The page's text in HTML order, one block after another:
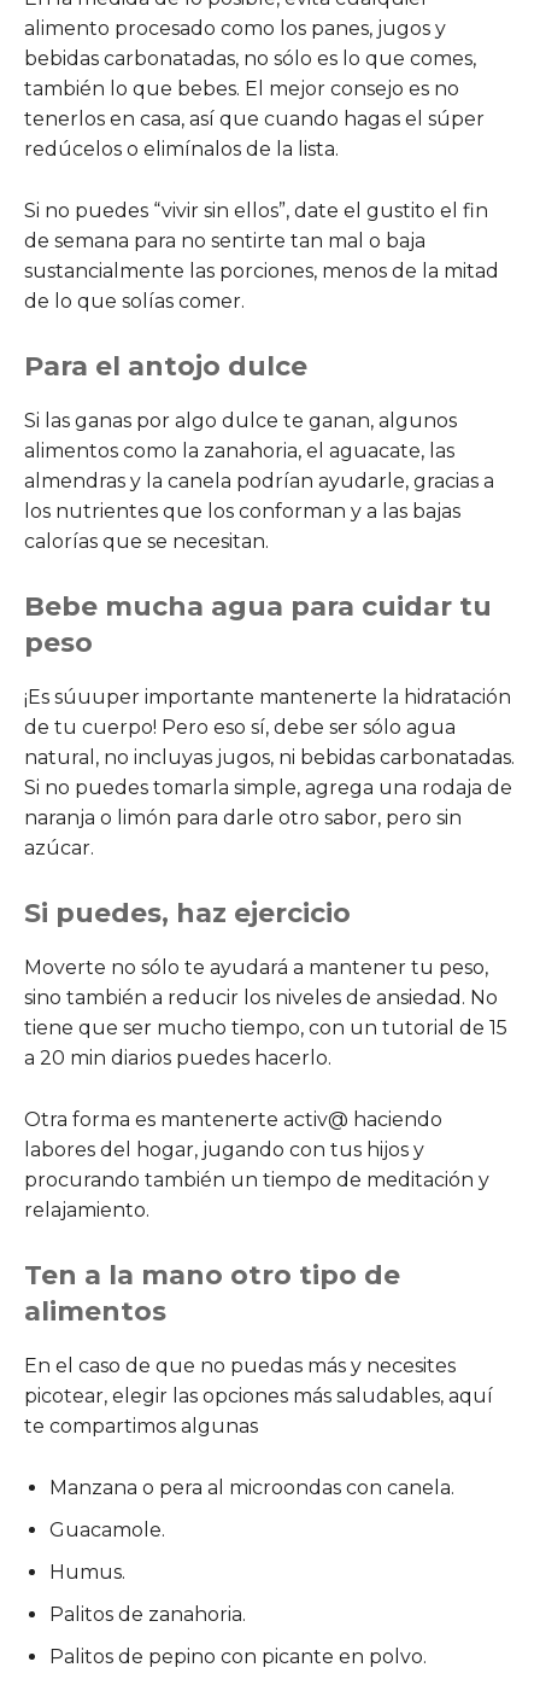
alimento procesado como los panes, jugos y
bebidas carbonatadas, no sólo es lo que comes,
también lo que bebes. El mejor consejo es no
tenerlos en casa, así que cuando hagas el súper
redúcelos o elimínalos de la lista.
Si no puedes “vivir sin ellos”, date el gustito el fin
de semana para no sentirte tan mal o baja
sustancialmente las porciones, menos de la mitad
de lo que solías comer.
Para el antojo dulce
Si las ganas por algo dulce te ganan, algunos
alimentos como la zanahoria, el aguacate, las
almendras y la canela podrían ayudarle, gracias a
los nutrientes que los conforman y a las bajas
calorías que se necesitan.
Bebe mucha agua para cuidar tu
peso
¡Es súuuper importante mantenerte la hidratación
de tu cuerpo! Pero eso sí, debe ser sólo agua
natural, no incluyas jugos, ni bebidas carbonatadas.
Si no puedes tomarla simple, agrega una rodaja de
naranja o limón para darle otro sabor, pero sin
azúcar.
Si puedes, haz ejercicio
Moverte no sólo te ayudará a mantener tu peso,
sino también a reducir los niveles de ansiedad. No
tiene que ser mucho tiempo, con un tutorial de 15
a 20 min diarios puedes hacerlo.
Otra forma es mantenerte activ@ haciendo
labores del hogar, jugando con tus hijos y
procurando también un tiempo de meditación y
relajamiento.
Ten a la mano otro tipo de
alimentos
En el caso de que no puedas más y necesites
picotear, elegir las opciones más saludables, aquí
te compartimos algunas
Manzana o pera al microondas con canela.
Guacamole.
Humus.
Palitos de zanahoria.
Palitos de pepino con picante en polvo.